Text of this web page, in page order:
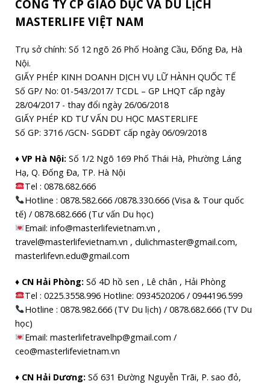
CÔNG TY CP GIÁO DỤC VÀ DU LỊCH
MASTERLIFE VIỆT NAM
Trụ sở chính: Số 12 ngõ 26 Phố Hoàng Cầu, Đống Đa, Hà
Nội.
GIẤY PHÉP KINH DOANH DỊCH VỤ LỮ HÀNH QUỐC TẾ
Số GP/ No: 01-543/2017/ TCDL – GP LHQT cấp ngày
28/04/2017 - thay đổi ngày 26/06/2018
GIẤY PHÉP KD TƯ VẤN DU HỌC MASTERLIFE
Số GP: 3716 /GCN- SGDĐT cấp ngày 06/09/2018
♦ VP Hà Nội: Số 1/2 Ngõ 169 Phố Thái Hà, Phường Láng
Hạ, Q. Đống Đa, TP. Hà Nội
Tel :0878.682.666
Hotline : 0878.582.666 /0878.330.666 (Visa & Tour quốc
tế) / 0878.682.666 (Tư vấn Du học)
Email: info@masterlifevietnam.vn ,
travel@masterlifevietnam.vn , dulichmaster@gmail.com,
masterlifevn.edu@gmail.com
♦ CN Hải Phòng: Số 4D hồ sen , Lê chân , Hải Phòng
Tel : 0225.3558.996 Hotline: 0934520206 / 0944196.599
Hotline : 0878.982.666 (TV Du lịch) / 0878.682.666 (TV Du
học)
Email: masterlifetravelhp@gmail.com /
ceo@masterlifevietnam.vn
♦ CN Hải Dương: Số 631 Đường Nguyễn Trãi, P. sao đỏ,